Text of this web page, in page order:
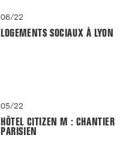
06/22
LOGEMENTS SOCIAUX À LYON
05/22
HÔTEL CITIZEN M : CHANTIER
PARISIEN